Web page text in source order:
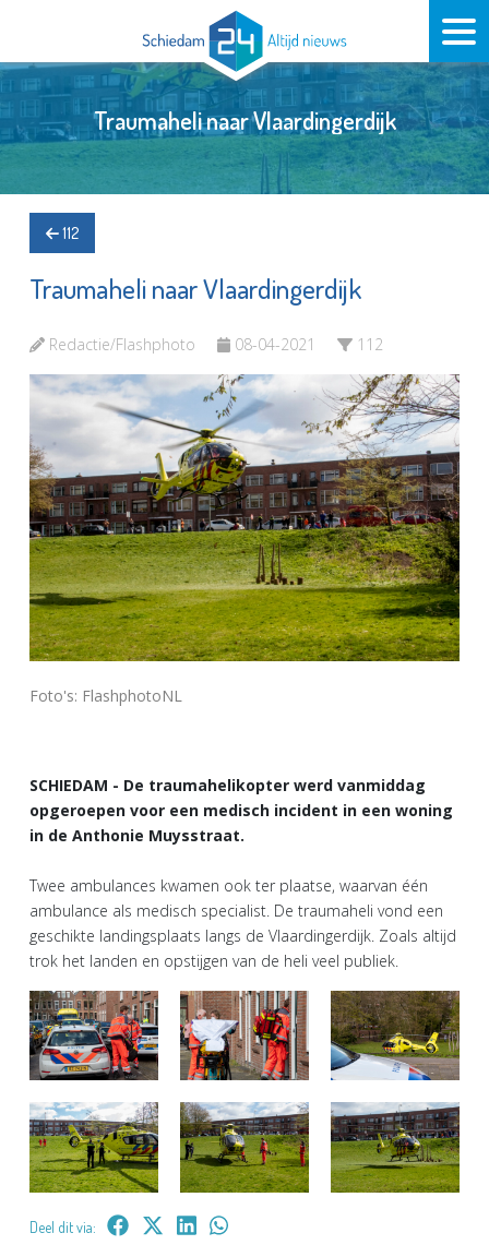
Traumaheli naar Vlaardingerdijk
112
Traumaheli naar Vlaardingerdijk
Redactie/Flashphoto 08-04-2021 112
Foto's: FlashphotoNL
SCHIEDAM - De traumahelikopter werd vanmiddag
opgeroepen voor een medisch incident in een woning
in de Anthonie Muysstraat.
Twee ambulances kwamen ook ter plaatse, waarvan één
ambulance als medisch specialist. De traumaheli vond een
geschikte landingsplaats langs de Vlaardingerdijk. Zoals altijd
trok het landen en opstijgen van de heli veel publiek.
Deel dit via: